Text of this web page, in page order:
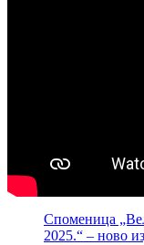
Споменица
2025.“ – ново